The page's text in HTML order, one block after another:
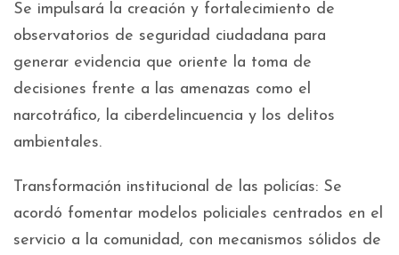
Se impulsará la creación y fortalecimiento de
observatorios de seguridad ciudadana para
generar evidencia que oriente la toma de
decisiones frente a las amenazas como el
narcotráfico, la ciberdelincuencia y los delitos
ambientales.
Transformación institucional de las policías: Se
acordó fomentar modelos policiales centrados en el
servicio a la comunidad, con mecanismos sólidos de